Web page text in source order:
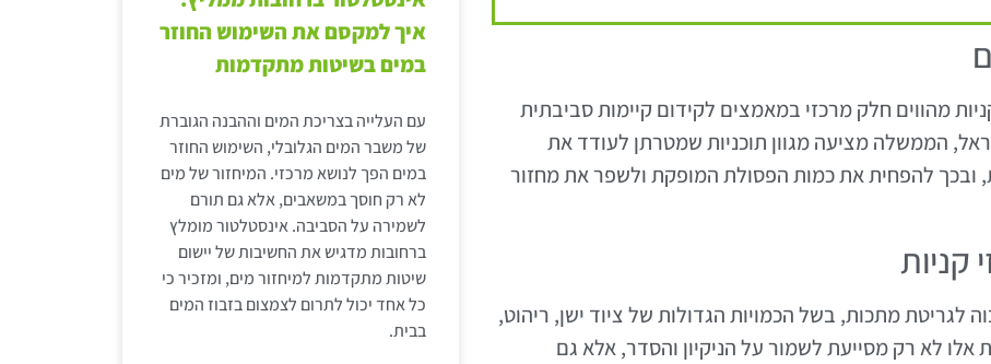
מהווים חלק מרכזי במאמצים לקידום קיימות סביבתית
הממשלה מציעה מגוון תוכניות שמטרתן לעודד את
ובכך להפחית את כמות הפסולת המופקת ולשפר את מחזור
קניות
לגריטת מתכות, בשל הכמויות הגדולות של ציוד ישן, ריהוט,
לא רק מסייעת לשמור על הניקיון והסדר, אלא גם
איך למקסם את השימוש החוזר
במים בשיטות מתקדמות
עם העלייה בצריכת המים וההבנה הגוברת
של משבר המים הגלובלי, השימוש החוזר
במים הפך לנושא מרכזי. המיחזור של מים
לא רק חוסך במשאבים, אלא גם תורם
לשמירה על הסביבה. אינסטלטור מומלץ
ברחובות מדגיש את החשיבות של יישום
שיטות מתקדמות למיחזור מים, ומזכיר כי
כל אחד יכול לתרום לצמצום בזבוז המים
בבית.